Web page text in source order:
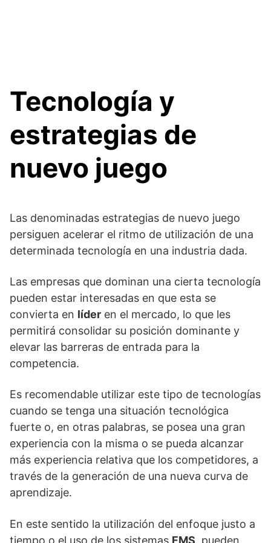
Tecnología y
estrategias de
nuevo juego
Las denominadas estrategias de nuevo juego
persiguen acelerar el ritmo de utilización de una
determinada tecnología en una industria dada.
Las empresas que dominan una cierta tecnología
pueden estar interesadas en que esta se
convierta en líder en el mercado, lo que les
permitirá consolidar su posición dominante y
elevar las barreras de entrada para la
competencia.
Es recomendable utilizar este tipo de tecnologías
cuando se tenga una situación tecnológica
fuerte o, en otras palabras, se posea una gran
experiencia con la misma o se pueda alcanzar
más experiencia relativa que los competidores, a
través de la generación de una nueva curva de
aprendizaje.
En este sentido la utilización del enfoque justo a
tiempo o el uso de los sistemas FMS , pueden